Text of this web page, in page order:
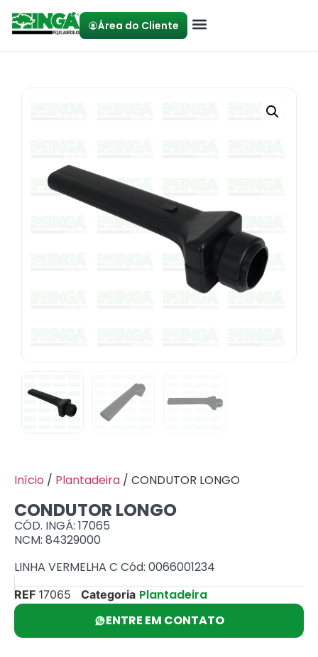
Área do Cliente
Início / Plantadeira / CONDUTOR LONGO
CONDUTOR LONGO
CÓD. INGÁ: 17065
NCM: 84329000
LINHA VERMELHA C Cód: 0066001234
REF 17065 Categoria Plantadeira
ENTRE EM CONTATO